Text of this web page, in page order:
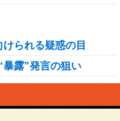
られる疑惑の目
暴露”発言の狙い